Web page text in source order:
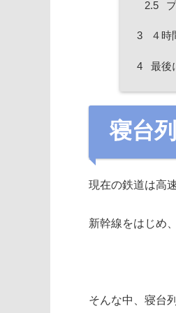
2.5
3 ４時
4 最後
寝台
現在の鉄道は高
新幹線をはじめ
そんな中、寝台